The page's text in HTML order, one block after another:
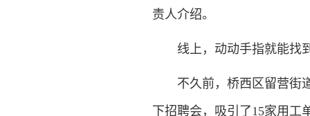
责人介绍。
线上，动动手指就能找
不久前，桥西区留营街
下招聘会，吸引了15家用